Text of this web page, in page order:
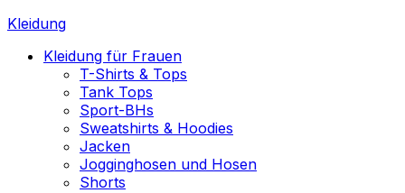
Kleidung
Kleidung für Frauen
T-Shirts & Tops
Tank Tops
Sport-BHs
Sweatshirts & Hoodies
Jacken
Jogginghosen und Hosen
Shorts